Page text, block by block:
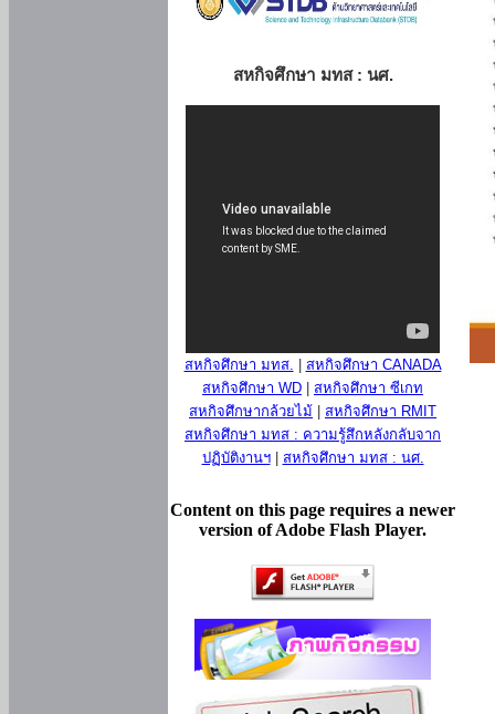
สหกิจศึกษา มทส : นศ.
สหกิจศึกษา มทส.
สหกิจศึกษา CANADA
สหกิจศึกษา WD
สหกิจศึกษา ซีเกท
สหกิจศึกษากล้วยไม้
สหกิจศึกษา RMIT
สหกิจศึกษา มทส : ความรู้สึกหลังกลับจาก
ปฏิบัติงานฯ| สหกิจศึกษา มทส : นศ.
Content on this page requires a newer
version of Adobe Flash Player.